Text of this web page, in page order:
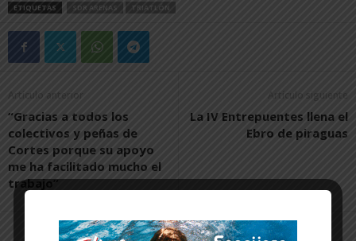
ETIQUETAS SDR ARENAS TRIATLÓN
Artículo anterior
“Gracias a todos los
colectivos y peñas de
Cortes porque su apoyo
me ha facilitado mucho el
trabajo”
Artículo siguiente
La IV Entrepuentes llena el
Ebro de piraguas
Artículos relacionados Más del autor